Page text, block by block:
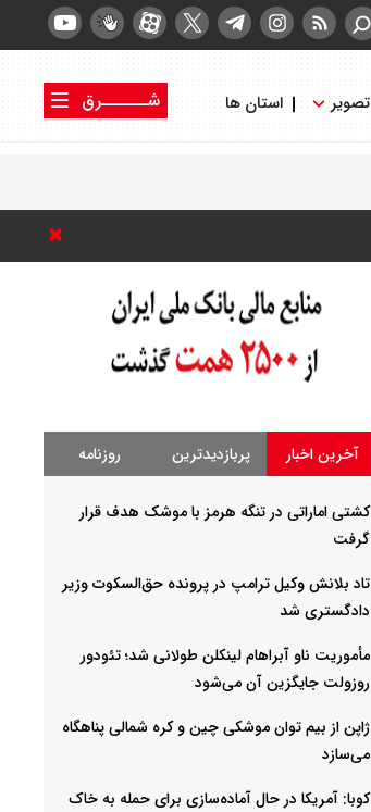
تصویر استان ها
شــــــرق
آخرین اخبار پربازدیدترین روزنامه
کشتی اماراتی در تنگه هرمز با موشک هدف قرار
گرفت
تاد بلانش وکیل ترامپ در پرونده حق‌السکوت وزیر
دادگستری شد
مأموریت ناو آبراهام لینکلن طولانی شد؛ تئودور
روزولت جایگزین آن می‌شود
ژاپن از بیم توان موشکی چین و کره شمالی پناهگاه
می‌سازد
کوبا: آمریکا در حال آماده‌سازی برای حمله به خاک